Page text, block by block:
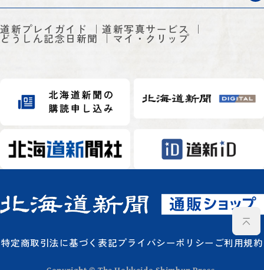
道新プレイガイド 道新写真サービス
どうしん記念日新聞 マイ・クリップ
特定商取引法に基づく表記プライバシーポリシー ご利用規約